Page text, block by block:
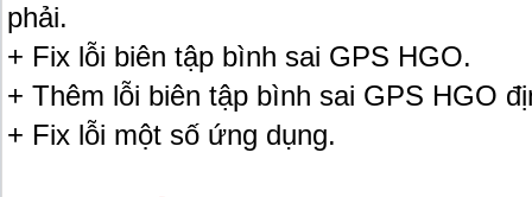
phải.
+ Fix lỗi biên tập bình sai GPS HGO.
+ Thêm lỗi biên tập bình sai GPS HGO
+ Fix lỗi một số ứng dụng.